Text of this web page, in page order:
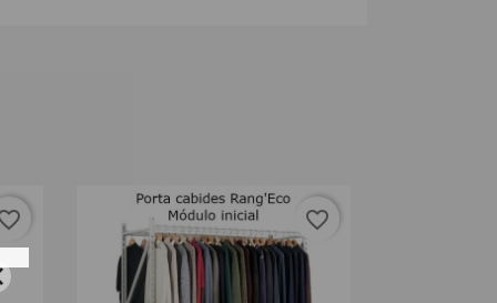
favorite_border